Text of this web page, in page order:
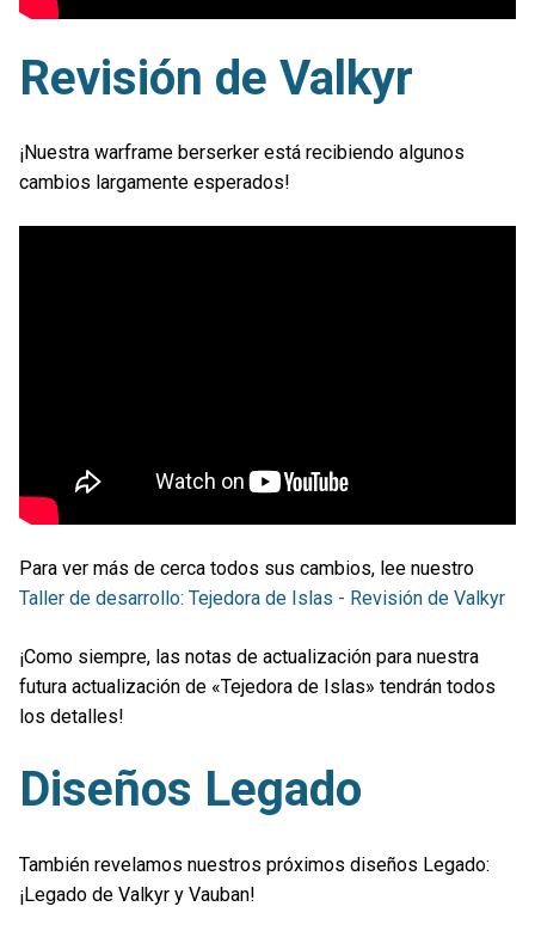
Revisión de Valkyr
¡Nuestra warframe berserker está recibiendo algunos
cambios largamente esperados!
Para ver más de cerca todos sus cambios, lee nuestro
Taller de desarrollo: Tejedora de Islas - Revisión de Valkyr
¡Como siempre, las notas de actualización para nuestra
futura actualización de «Tejedora de Islas» tendrán todos
los detalles!
Diseños Legado
También revelamos nuestros próximos diseños Legado:
¡Legado de Valkyr y Vauban!